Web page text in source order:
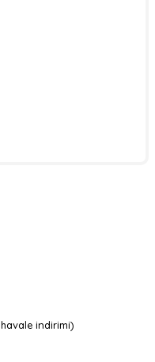
havale indirimi)